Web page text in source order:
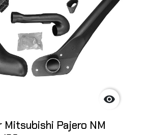

Mitsubishi Pajero NM